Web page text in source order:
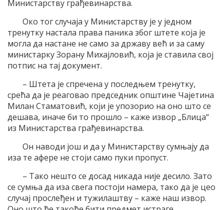
Министарству грађевинарства.
Око тог случаја у Министарству је у једном
тренутку настала права паника због штете која је
могла да настане не само за државу већ и за саму
министарку Зорану Михајловић, која је ставила свој
потпис на тај документ.
– Штета је спречена у последњем тренутку,
срећа да је реаговао председник општине Чајетина
Милан Стаматовић, који је упозорио на оно што се
дешава, иначе би то прошло – каже извор „Блица“
из Министарства грађевинарства.
Он наводи још и да у Министарству сумњају да
иза те афере не стоји само пуки пропуст.
– Тако нешто се досад никада није десило. Зато
се сумња да иза свега постоји намера, тако да је цео
случај прослеђен и тужилаштву – каже наш извор.